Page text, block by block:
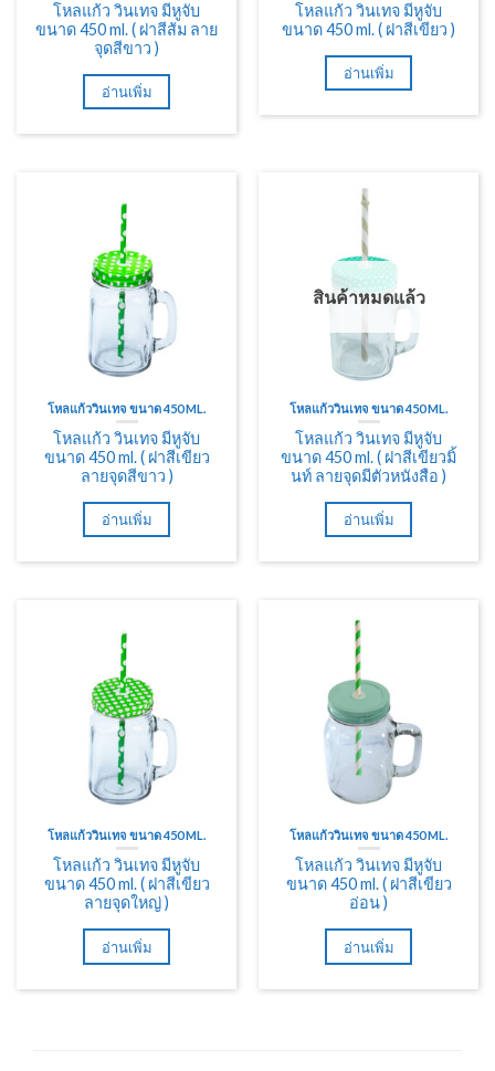
โหลแก้ว วินเทจ มีหูจับ
ขนาด 450 ml. ( ฝาสีส้ม ลาย
จุดสีขาว )
อ่านเพิ่ม
โหลแก้ว วินเทจ มีหูจับ
ขนาด 450 ml. ( ฝาสีเขียว )
อ่านเพิ่ม
โหลแก้ววินเทจ ขนาด 450 ML.
โหลแก้ว วินเทจ มีหูจับ
ขนาด 450 ml. ( ฝาสีเขียว
ลายจุดสีขาว )
อ่านเพิ่ม
สินค้าหมดแล้ว
โหลแก้ววินเทจ ขนาด 450 ML.
โหลแก้ว วินเทจ มีหูจับ
ขนาด 450 ml. ( ฝาสีเขียวมิ้
นท์ ลายจุดมีตัวหนังสือ )
อ่านเพิ่ม
โหลแก้ววินเทจ ขนาด 450 ML.
โหลแก้ว วินเทจ มีหูจับ
ขนาด 450 ml. ( ฝาสีเขียว
ลายจุดใหญ่ )
อ่านเพิ่ม
โหลแก้ววินเทจ ขนาด 450 ML.
โหลแก้ว วินเทจ มีหูจับ
ขนาด 450 ml. ( ฝาสีเขียว
อ่อน )
อ่านเพิ่ม